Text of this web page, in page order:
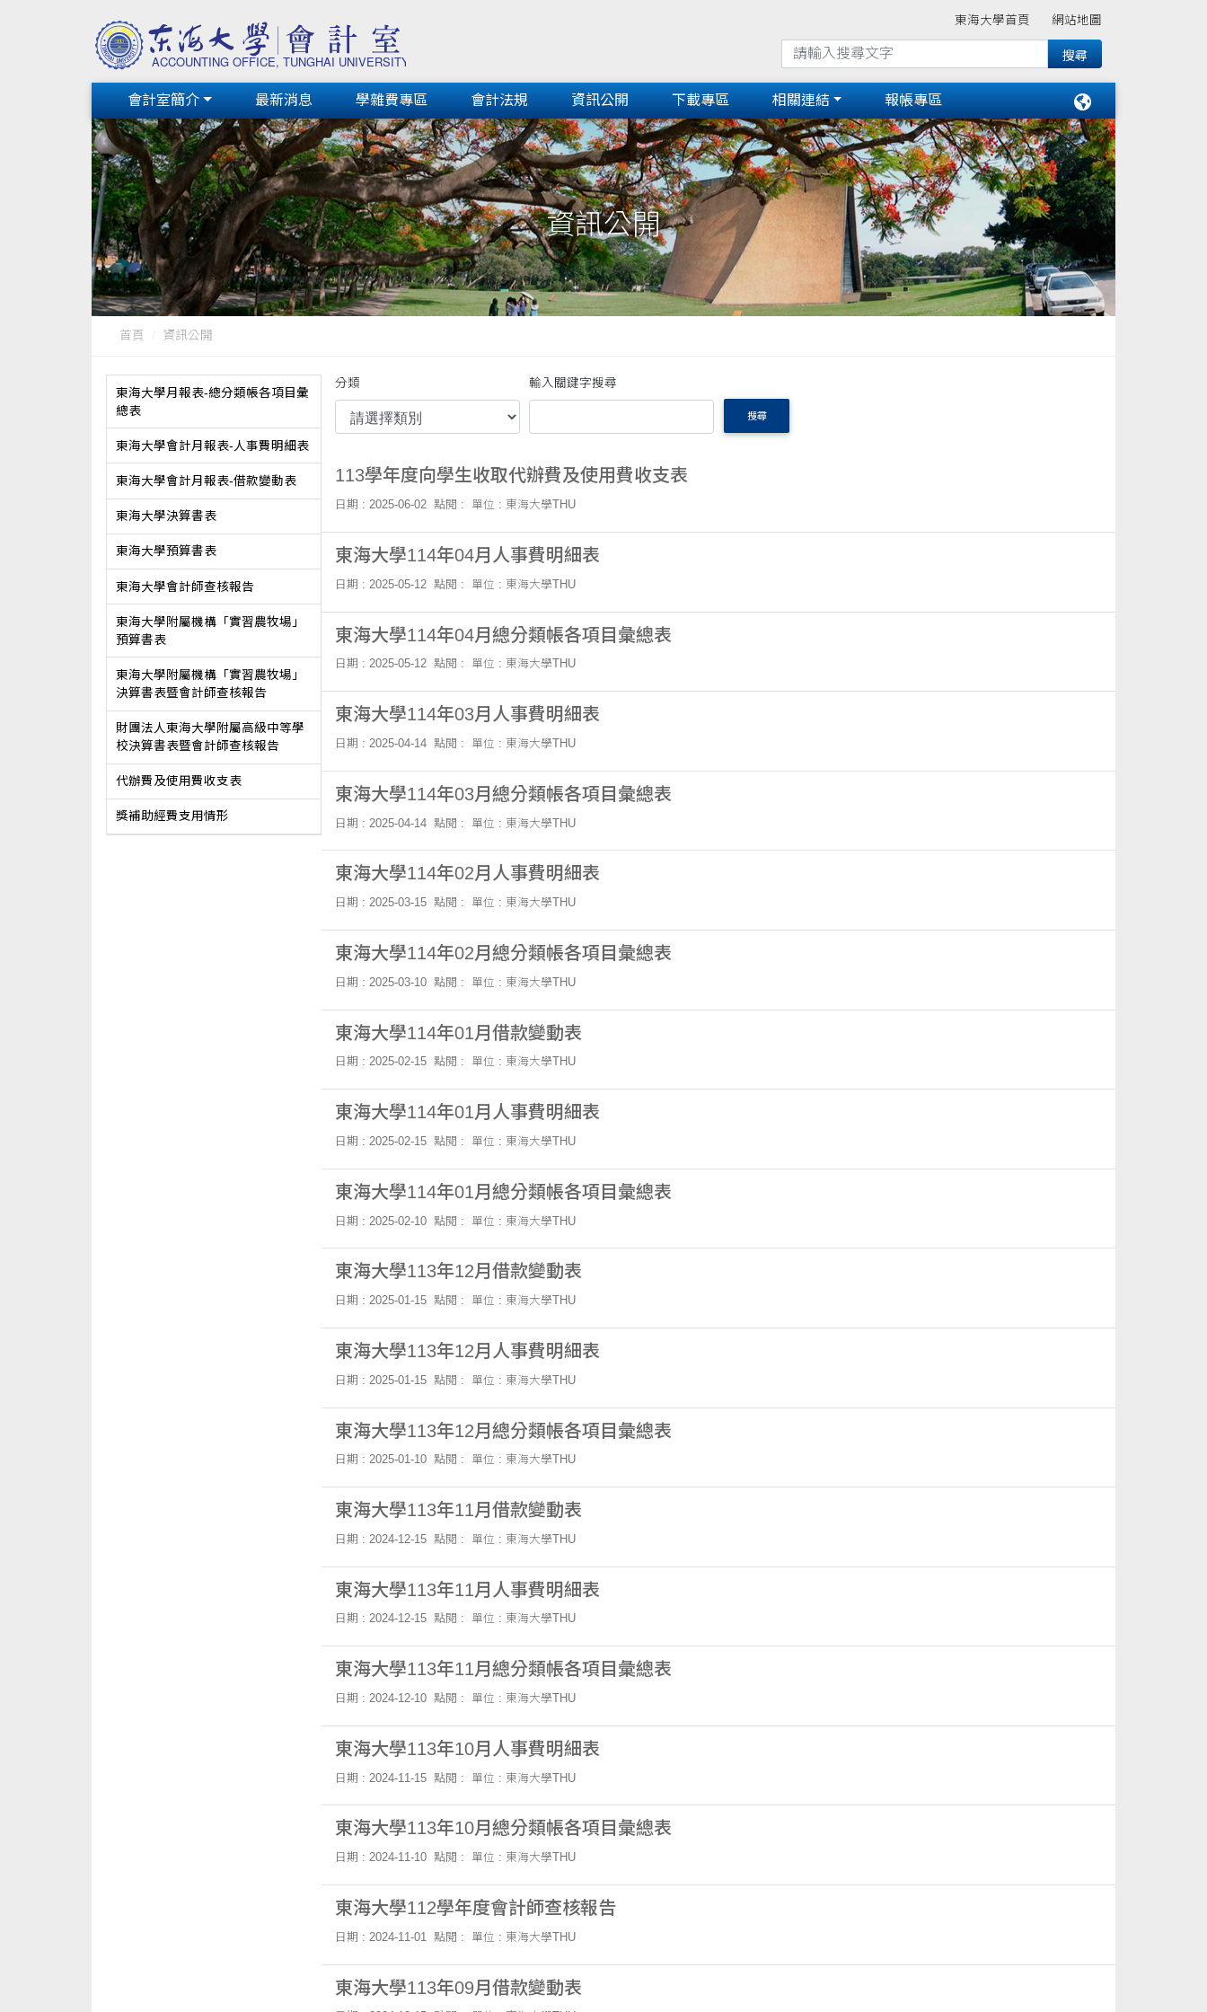
東海大學首頁 網站地圖
會計室簡介 最新消息 學雜費專區 會計法規 資訊公開 下載專區 相關連結 報帳專區
資訊公開
首頁 資訊公開
東海大學月報表-總分類帳各項目彙
總表
東海大學會計月報表-人事費明細表
東海大學會計月報表-借款變動表
東海大學決算書表
東海大學預算書表
東海大學會計師查核報告
東海大學附屬機構「實習農牧場」
預算書表
東海大學附屬機構「實習農牧場」
決算書表暨會計師查核報告
財團法人東海大學附屬高級中等學
校決算書表暨會計師查核報告
代辦費及使用費收支表
獎補助經費支用情形
分類 輸入關鍵字搜尋
搜尋
113學年度向學生收取代辦費及使用費收支表
日期 : 2025-06-02 點閱 : 單位 : 東海大學THU
東海大學114年04月人事費明細表
日期 : 2025-05-12 點閱 : 單位 : 東海大學THU
東海大學114年04月總分類帳各項目彙總表
日期 : 2025-05-12 點閱 : 單位 : 東海大學THU
東海大學114年03月人事費明細表
日期 : 2025-04-14 點閱 : 單位 : 東海大學THU
東海大學114年03月總分類帳各項目彙總表
日期 : 2025-04-14 點閱 : 單位 : 東海大學THU
東海大學114年02月人事費明細表
日期 : 2025-03-15 點閱 : 單位 : 東海大學THU
東海大學114年02月總分類帳各項目彙總表
日期 : 2025-03-10 點閱 : 單位 : 東海大學THU
東海大學114年01月借款變動表
日期 : 2025-02-15 點閱 : 單位 : 東海大學THU
東海大學114年01月人事費明細表
日期 : 2025-02-15 點閱 : 單位 : 東海大學THU
東海大學114年01月總分類帳各項目彙總表
日期 : 2025-02-10 點閱 : 單位 : 東海大學THU
東海大學113年12月借款變動表
日期 : 2025-01-15 點閱 : 單位 : 東海大學THU
東海大學113年12月人事費明細表
日期 : 2025-01-15 點閱 : 單位 : 東海大學THU
東海大學113年12月總分類帳各項目彙總表
日期 : 2025-01-10 點閱 : 單位 : 東海大學THU
東海大學113年11月借款變動表
日期 : 2024-12-15 點閱 : 單位 : 東海大學THU
東海大學113年11月人事費明細表
日期 : 2024-12-15 點閱 : 單位 : 東海大學THU
東海大學113年11月總分類帳各項目彙總表
日期 : 2024-12-10 點閱 : 單位 : 東海大學THU
東海大學113年10月人事費明細表
日期 : 2024-11-15 點閱 : 單位 : 東海大學THU
東海大學113年10月總分類帳各項目彙總表
日期 : 2024-11-10 點閱 : 單位 : 東海大學THU
東海大學112學年度會計師查核報告
日期 : 2024-11-01 點閱 : 單位 : 東海大學THU
東海大學113年09月借款變動表